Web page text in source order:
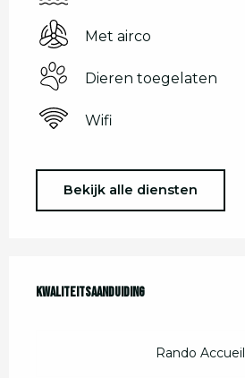
Met airco
Dieren toegelaten
Wifi
Bekijk alle diensten
Dienstverlening
Kwaliteitsaanduiding
Kwaliteitsaanduiding
Rando Accueil